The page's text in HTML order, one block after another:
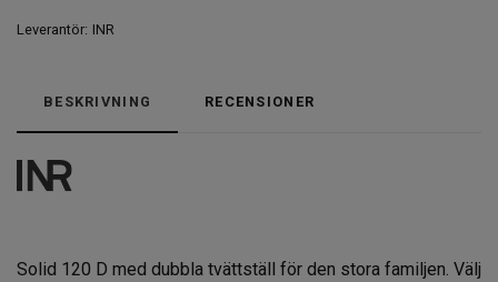
Leverantör: INR
BESKRIVNING RECENSIONER
Solid 120 D med dubbla tvättställ för den stora familjen. Välj